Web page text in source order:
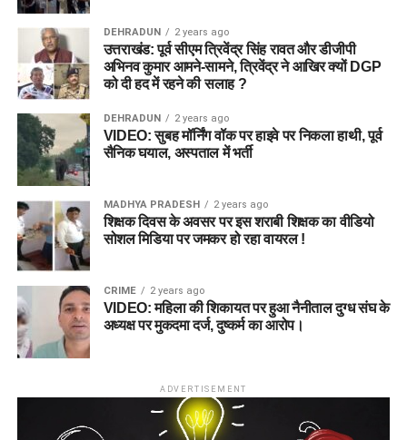
DEHRADUN 2 years ago
उत्तराखंड: पूर्व सीएम त्रिवेंद्र सिंह रावत और डीजीपी
अभिनव कुमार आमने-सामने, त्रिवेंद्र ने आखिर क्यों DGP
को दी हद में रहने की सलाह ?
DEHRADUN 2 years ago
VIDEO: सुबह मॉर्निंग वॉक पर हाइवे पर निकला हाथी, पूर्व
सैनिक घयाल, अस्पताल में भर्ती
MADHYA PRADESH 2 years ago
शिक्षक दिवस के अवसर पर इस शराबी शिक्षक का वीडियो
सोशल मिडिया पर जमकर हो रहा वायरल !
CRIME 2 years ago
VIDEO: महिला की शिकायत पर हुआ नैनीताल दुग्ध संघ के
अध्यक्ष पर मुकदमा दर्ज, दुष्कर्म का आरोप।
ADVERTISEMENT